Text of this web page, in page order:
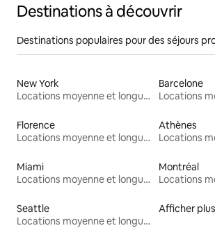
Destinations à découvrir
Destinations populaires pour des séjours
New York
Locations moyenne et longue durée
Barcelone
Florence
Locations moyenne et longue durée
Athènes
Miami
Locations moyenne et longue durée
Montréal
Seattle
Locations moyenne et longue durée
Afficher plus